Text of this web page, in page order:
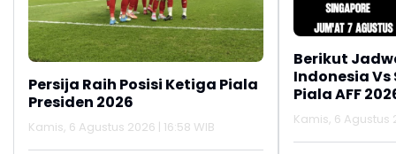
Persija Raih Posisi Ketiga Piala
Presiden 2026
Kamis, 6 Agustus 2026 | 16:58 WIB
Berikut
Indonesia
Piala AFF
Kamis, 6 Agustus